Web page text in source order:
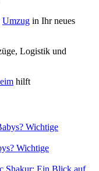
Umzug in Ihr neues
Logistik und
hilft
Wichtige